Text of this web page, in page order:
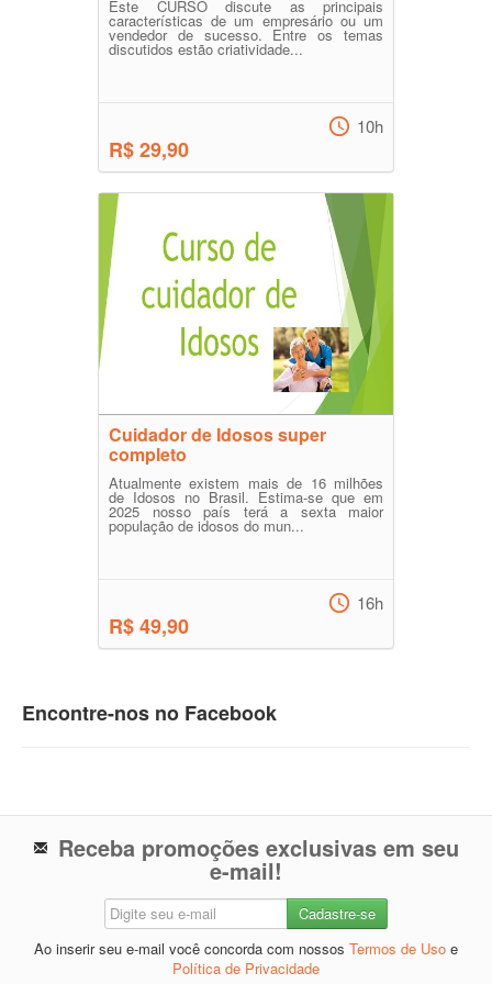
Este CURSO discute as principais
características de um empresário ou um
vendedor de sucesso. Entre os temas
discutidos estão criatividade...
R$ 29,90
10h
Cuidador de Idosos super
completo
Atualmente existem mais de 16 milhões
de Idosos no Brasil. Estima-se que em
2025 nosso país terá a sexta maior
população de idosos do mun...
R$ 49,90
16h
Encontre-nos no Facebook
Receba promoções exclusivas em seu
e-mail!
Ao inserir seu e-mail você concorda com nossos Termos de Uso e
Política de Privacidade